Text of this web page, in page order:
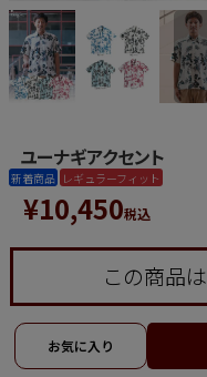
ユーナギアクセント
新着商品 レギュラーフィット
¥10,450税込
この商品は